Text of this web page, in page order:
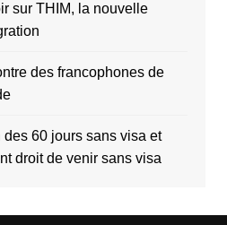
sur THIM, la nouvelle
des francophones de
60 jours sans visa et
droit de venir sans visa